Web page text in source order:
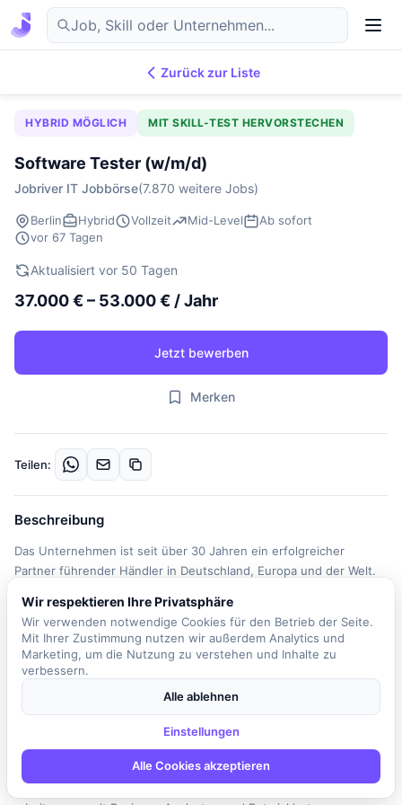
DE
Zurück zur Liste
HYBRID MÖGLICH MIT SKILL-TEST HERVORSTECHEN
Software Tester (w/m/d)
Jobriver IT Jobbörse(7.870 weitere Jobs)
Berlin Hybrid Vollzeit Mid-Level
Ab sofort
vor 67 Tagen
Aktualisiert vor 50 Tagen
37.000 € – 53.000 € / Jahr
Jetzt bewerben
Merken
Teilen:
Beschreibung
Das Unternehmen ist seit über 30 Jahren ein erfolgreicher
Partner führender Händler in Deutschland, Europa und der Welt.
Endkunden zu einem angenehmen Erlebnis machen. In der Rolle
des Software Testers (w/m/d) in Berlin sind Sie ein wichtiger Teil
dieses Erfolgs. Ihre Aufgaben umfassen die Erstellung und
Spezifizierung logischer und konkreter Testfälle in enger
Abstimmung mit den Projektteams. Zudem automatisieren Sie
Systemtests, Ende-zu-Ende-Tests und Integrationstests. In der
Auslieferungsphase planen und dokumentieren Sie explorative
Tests und führen diese durch. Die Analyse der Testergebnisse
sowie die Mitwirkung an der permanenten Optimierung des
Testprozesses gehören ebenfalls zu Ihren Tätigkeiten. Sie
Wir respektieren Ihre Privatsphäre
Wir verwenden notwendige Cookies für den Betrieb der Seite.
Mit Ihrer Zustimmung nutzen wir außerdem Analytics und
Marketing, um die Nutzung zu verstehen und Inhalte zu
verbessern.
Alle ablehnen
Einstellungen
Alle Cookies akzeptieren